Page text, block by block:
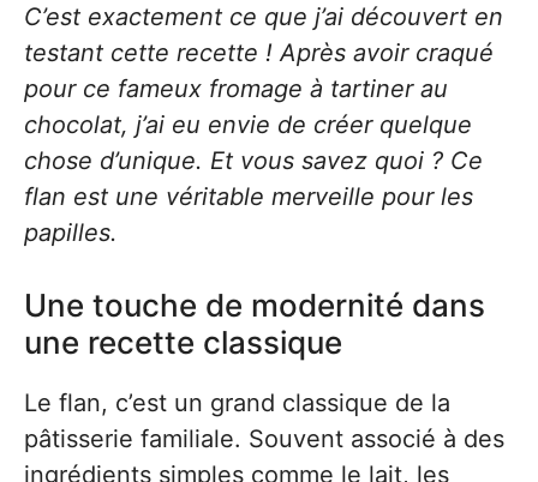
C’est exactement ce que j’ai découvert en
testant cette recette ! Après avoir craqué
pour ce fameux fromage à tartiner au
chocolat, j’ai eu envie de créer quelque
chose d’unique. Et vous savez quoi ? Ce
flan est une véritable merveille pour les
papilles.
Une touche de modernité dans
une recette classique
Le flan, c’est un grand classique de la
pâtisserie familiale. Souvent associé à des
ingrédients simples comme le lait, les